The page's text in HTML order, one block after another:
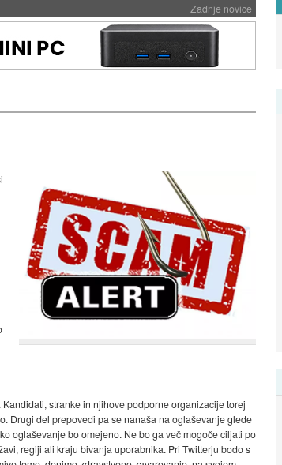
Zadnje novice
stranke in njihove podporne organizacije torej
Drugi del prepovedi pa se nanaša na oglaševanje glede
oglaševanje bo omejeno. Ne bo ga več mogoče ciljati po
regiji ali kraju bivanja uporabnika. Pri Twitterju bodo s